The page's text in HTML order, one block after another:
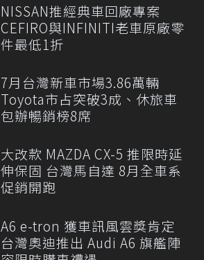
NISSAN推經典車回廠專案
CEFIRO與INFINITI老車原廠零
件最低1折
7月台灣新車市場3.86萬輛
Toyota市占突破3成、休旅車
包辦暢銷榜8席
大改款 MAZDA CX-5 推限時延
伸保固 台灣馬自達 8月全車系
促銷開跑
A6 e-tron 獲車訊風雲獎肯定
台灣奧迪推出 Audi A6 旗艦陣